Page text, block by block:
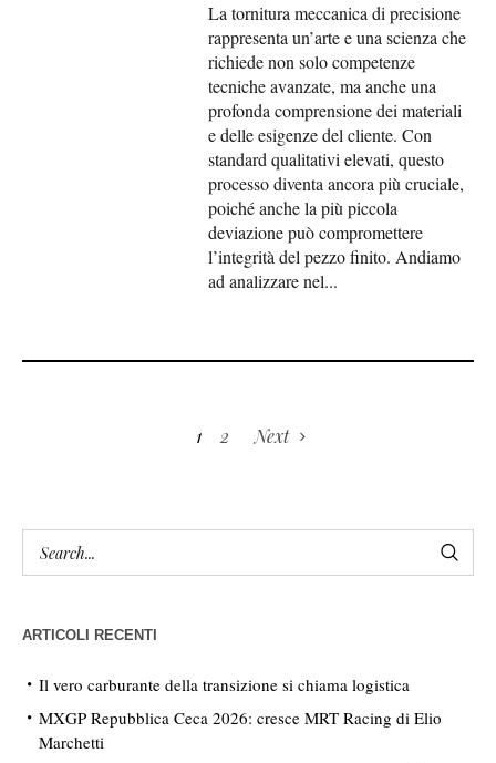
La tornitura meccanica di precisione
rappresenta un’arte e una scienza che
richiede non solo competenze
tecniche avanzate, ma anche una
profonda comprensione dei materiali
e delle esigenze del cliente. Con
standard qualitativi elevati, questo
processo diventa ancora più cruciale,
poiché anche la più piccola
deviazione può compromettere
l’integrità del pezzo finito. Andiamo
ad analizzare nel...
1 2 Next
ARTICOLI RECENTI
Il vero carburante della transizione si chiama logistica
MXGP Repubblica Ceca 2026: cresce MRT Racing di Elio
Marchetti